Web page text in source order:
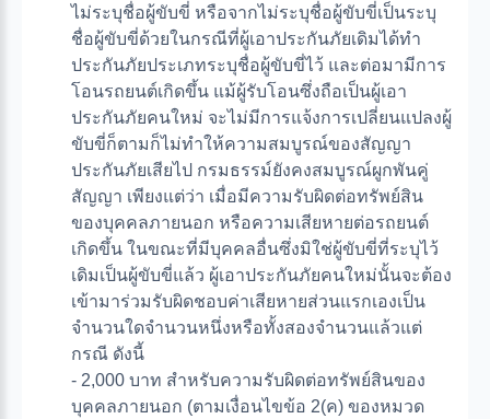
ไม่ระบุชื่อผู้ขับขี่ หรือจากไม่ระบุชื่อผู้ขับขี่เป็นระบุ
ชื่อผู้ขับขี่ด้วยในกรณีที่ผู้เอาประกันภัยเดิมได้ทำ
ประกันภัยประเภทระบุชื่อผู้ขับขี่ไว้ และต่อมามีการ
โอนรถยนต์เกิดขึ้น แม้ผู้รับโอนซึ่งถือเป็นผู้เอา
ประกันภัยคนใหม่ จะไม่มีการแจ้งการเปลี่ยนแปลงผู้
ขับขี่ก็ตามก็ไม่ทำให้ความสมบูรณ์ของสัญญา
ประกันภัยเสียไป กรมธรรม์ยังคงสมบูรณ์ผูกพันคู่
สัญญา เพียงแต่ว่า เมื่อมีความรับผิดต่อทรัพย์สิน
ของบุคคลภายนอก หรือความเสียหายต่อรถยนต์
เกิดขึ้น ในขณะที่มีบุคคลอื่นซึ่งมิใช่ผู้ขับขี่ที่ระบุไว้
เดิมเป็นผู้ขับขี่แล้ว ผู้เอาประกันภัยคนใหม่นั้นจะต้อง
เข้ามาร่วมรับผิดชอบค่าเสียหายส่วนแรกเองเป็น
จำนวนใดจำนวนหนึ่งหรือทั้งสองจำนวนแล้วแต่
กรณี ดังนี้
- 2,000 บาท สำหรับความรับผิดต่อทรัพย์สินของ
บุคคลภายนอก (ตามเงื่อนไขข้อ 2(ค) ของหมวด